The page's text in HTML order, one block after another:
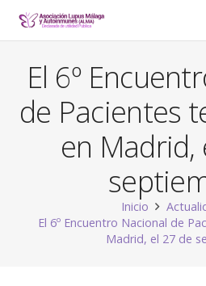
El 6º
de Pacientes
en Madrid,
Inicio
El 6º Encuentro Nacional de
Madrid, el 27 de